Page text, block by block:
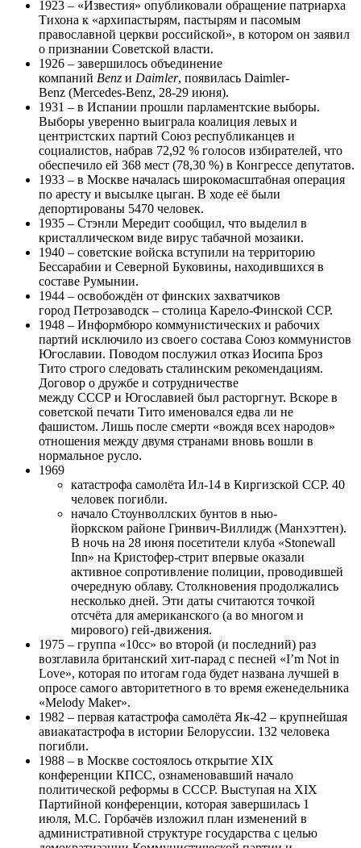
1923 – «Известия» опубликовали обращение патриарха
Тихона к «архипастырям, пастырям и пасомым
православной церкви российской», в котором он заявил
о признании Советской власти.
1926 – завершилось объединение
компаний Benz и Daimler, появилась Daimler-
Benz (Mercedes-Benz, 28-29 июня).
1931 – в Испании прошли парламентские выборы.
Выборы уверенно выиграла коалиция левых и
центристских партий Союз республиканцев и
социалистов, набрав 72,92 % голосов избирателей, что
обеспечило ей 368 мест (78,30 %) в Конгрессе депутатов.
1933 – в Москве началась широкомасштабная операция
по аресту и высылке цыган. В ходе её были
депортированы 5470 человек.
1935 – Стэнли Мередит сообщил, что выделил в
кристаллическом виде вирус табачной мозаики.
1940 – советские войска вступили на территорию
Бессарабии и Северной Буковины, находившихся в
составе Румынии.
1944 – освобождён от финских захватчиков
город Петрозаводск – столица Карело-Финской ССР.
1948 – Информбюро коммунистических и рабочих
партий исключило из своего состава Союз коммунистов
Югославии. Поводом послужил отказ Иосипа Броз
Тито строго следовать сталинским рекомендациям.
Договор о дружбе и сотрудничестве
между СССР и Югославией был расторгнут. Вскоре в
советской печати Тито именовался едва ли не
фашистом. Лишь после смерти «вождя всех народов»
отношения между двумя странами вновь вошли в
нормальное русло.
1969
катастрофа самолёта Ил-14 в Киргизской ССР. 40
человек погибли.
начало Стоунволлских бунтов в нью-
йоркском районе Гринвич-Виллидж (Манхэттен).
В ночь на 28 июня посетители клуба «Stonewall
Inn» на Кристофер-стрит впервые оказали
активное сопротивление полиции, проводившей
очередную облаву. Столкновения продолжались
несколько дней. Эти даты считаются точкой
отсчёта для американского (а во многом и
мирового) гей-движения.
1975 – группа «10cc» во второй (и последний) раз
возглавила британский хит-парад с песней «I’m Not in
Love», которая по итогам года будет названа лучшей в
опросе самого авторитетного в то время еженедельника
«Melody Maker».
1982 – первая катастрофа самолёта Як-42 – крупнейшая
авиакатастрофа в истории Белоруссии. 132 человека
погибли.
1988 – в Москве состоялось открытие XIX
конференции КПСС, ознаменовавший начало
политической реформы в СССР. Выступая на XIX
Партийной конференции, которая завершилась 1
июля, М.С. Горбачёв изложил план изменений в
административной структуре государства с целью